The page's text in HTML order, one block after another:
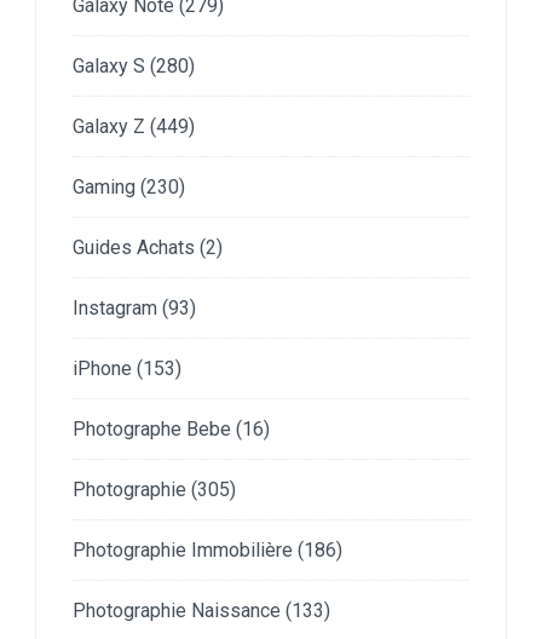
Galaxy Note (279)
Galaxy S (280)
Galaxy Z (449)
Gaming (230)
Guides Achats (2)
Instagram (93)
iPhone (153)
Photographe Bebe (16)
Photographie (305)
Photographie Immobilière (186)
Photographie Naissance (133)